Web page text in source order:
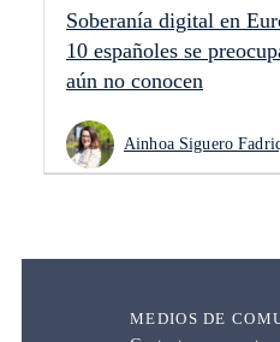
Soberanía digital en
10 españoles se
aún no conocen
Ainhoa Siguero
MEDIOS DE